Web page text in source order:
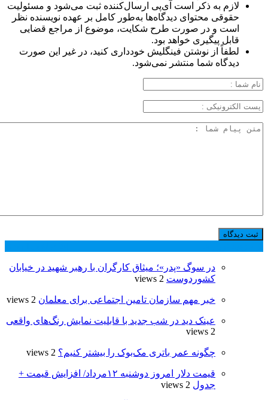
لازم به ذکر است آی‌پی ارسال‌کننده ثبت می‌شود و مسئولیت
حقوقی محتوای دیدگاه‌ها به‌طور کامل بر عهده نویسنده نظر
است و در صورت طرح شکایت، موضوع از مراجع قضایی
قابل پیگیری خواهد بود.
لطفاً از نوشتن فینگلیش خودداری کنید، در غیر این صورت
دیدگاه شما منتشر نمی‌شود.
در سوگ «پدر»؛ میثاق کارگران با رهبر شهید در خیابان
کشوردوست 2 views
خبر مهم سازمان تامین اجتماعی برای معلمان 2 views
عینک دید در شب جدید با قابلیت نمایش رنگ‌های واقعی
2 views
چگونه عمر باتری مک‌بوک را بیشتر کنیم؟ 2 views
قیمت دلار امروز دوشنبه ۱۲مرداد/ افزایش قیمت +
جدول 2 views